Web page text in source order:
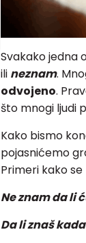
Svakako jedna
ili neznam.
odvojeno.
što mnogi ljudi
Kako bismo
pojasnićemo
Primeri kako
Ne znam da li
Da li znaš